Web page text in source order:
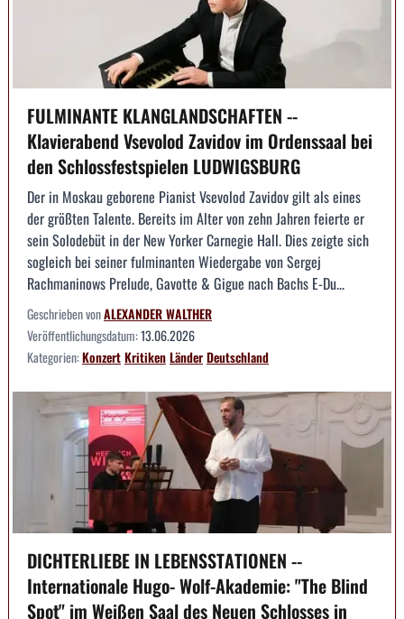
FULMINANTE KLANGLANDSCHAFTEN --
Klavierabend Vsevolod Zavidov im Ordenssaal bei
den Schlossfestspielen LUDWIGSBURG
Der in Moskau geborene Pianist Vsevolod Zavidov gilt als eines
der größten Talente. Bereits im Alter von zehn Jahren feierte er
sein Solodebüt in der New Yorker Carnegie Hall. Dies zeigte sich
sogleich bei seiner fulminanten Wiedergabe von Sergej
Rachmaninows Prelude, Gavotte & Gigue nach Bachs E-Du...
Geschrieben vonALEXANDER WALTHER
Veröffentlichungsdatum:13.06.2026
Kategorien:KonzertKritikenLänderDeutschland
DICHTERLIEBE IN LEBENSSTATIONEN --
Internationale Hugo- Wolf-Akademie: "The Blind
Spot" im Weißen Saal des Neuen Schlosses in